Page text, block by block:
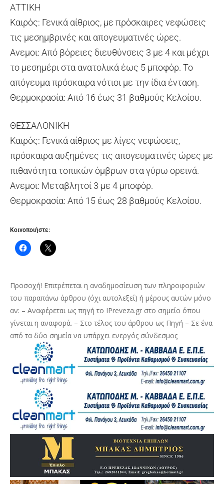
ΑΤΤΙΚΗ
Καιρός: Γενικά αίθριος, με πρόσκαιρες νεφώσεις
τις μεσημβρινές και απογευματινές ώρες.
Ανεμοι: Από βόρειες διευθύνσεις 3 με 4 και μέχρι
το μεσημέρι στα ανατολικά έως 5 μποφόρ. Το
απόγευμα πρόσκαιρα νότιοι με την ίδια ένταση.
Θερμοκρασία: Από 16 έως 31 βαθμούς Κελσίου.
ΘΕΣΣΑΛΟΝΙΚΗ
Καιρός: Γενικά αίθριος με λίγες νεφώσεις,
πρόσκαιρα αυξημένες τις απογευματινές ώρες με
πιθανότητα τοπικών όμβρων στα γύρω ορεινά.
Ανεμοι: Μεταβλητοί 3 με 4 μποφόρ.
Θερμοκρασία: Από 15 έως 28 βαθμούς Κελσίου.
Κοινοποιήστε:
Προσοχή! Επιτρέπεται η αναδημοσίευση των πληροφοριών
του παραπάνω άρθρου (όχι αυτολεξεί) ή μέρους αυτών μόνο
αν: – Αναφέρεται ως πηγή το IPreveza.gr στο σημείο όπου
γίνεται η αναφορά. – Στο τέλος του άρθρου ως Πηγή – Σε ένα
από τα δύο σημεία να υπάρχει ενεργός σύνδεσμος